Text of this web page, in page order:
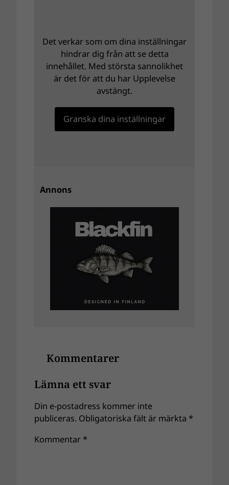
Det verkar som om dina inställningar
hindrar dig från att se detta
innehållet. Med största sannolikhet
är det för att du har Upplevelse
avstängt.
Granska dina inställningar
Annons
Kommentarer
Lämna ett svar
Din e-postadress kommer inte
publiceras. Obligatoriska fält är märkta *
Kommentar *